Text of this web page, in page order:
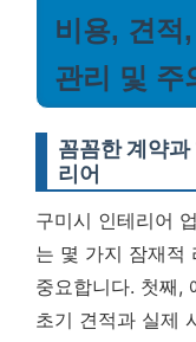
비용, 견적
관리 및 주
꼼꼼한 계약과
리어
구미시 인테리어
는 몇 가지 잠재적
중요합니다. 첫째,
초기 견적과 실제